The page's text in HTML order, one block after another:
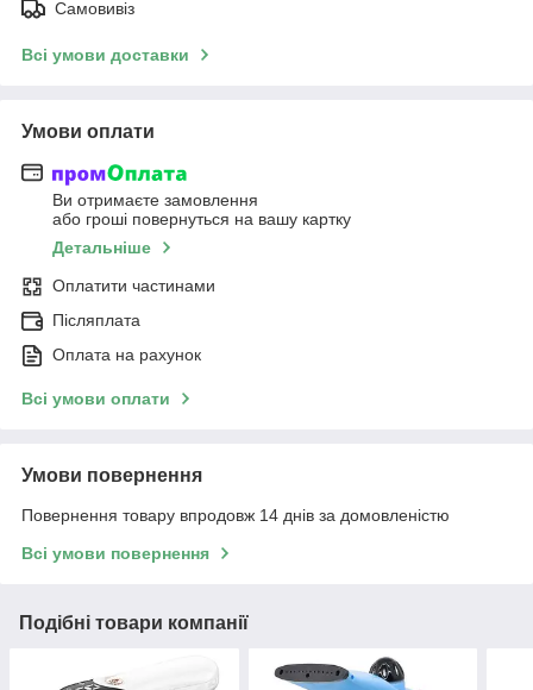
Самовивіз
Всі умови доставки
Умови оплати
Ви отримаєте замовлення
або гроші повернуться на вашу картку
Детальніше
Оплатити частинами
Післяплата
Оплата на рахунок
Всі умови оплати
Умови повернення
Повернення товару впродовж 14 днів за домовленістю
Всі умови повернення
Подібні товари компанії